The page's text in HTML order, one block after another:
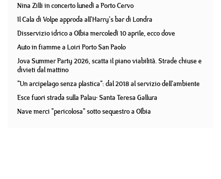
Nina Zilli in concerto lunedì a Porto Cervo
Il Cala di Volpe approda all'Harry's bar di Londra
Disservizio idrico a Olbia mercoledì 10 aprile, ecco dove
Auto in fiamme a Loiri Porto San Paolo
Jova Summer Party 2026, scatta il piano viabilità. Strade chiuse e
divieti dal mattino
"Un arcipelago senza plastica": dal 2018 al servizio dell'ambiente
Esce fuori strada sulla Palau- Santa Teresa Gallura
Nave merci "pericolosa" sotto sequestro a Olbia